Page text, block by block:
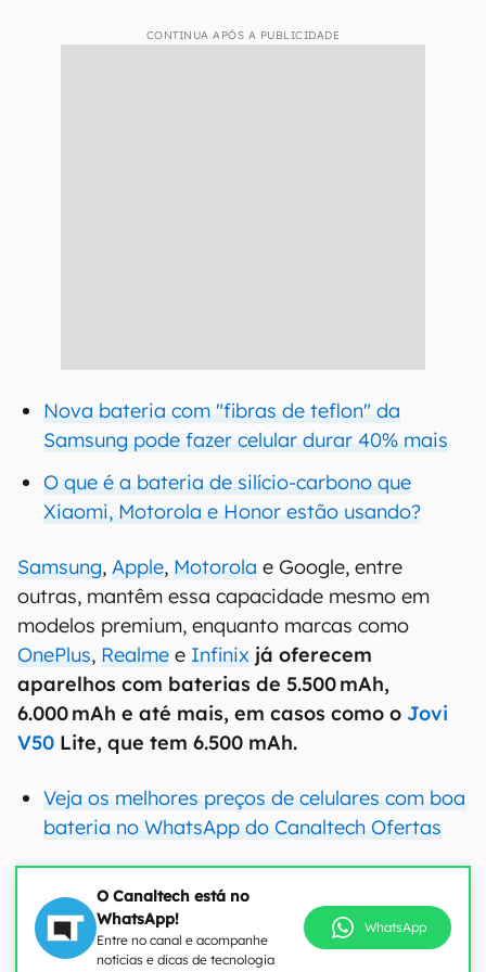
CONTINUA APÓS A PUBLICIDADE
Nova bateria com "fibras de teflon" da
Samsung pode fazer celular durar 40% mais
O que é a bateria de silício-carbono que
Xiaomi, Motorola e Honor estão usando?
Samsung, Apple, Motorola e Google, entre
outras, mantêm essa capacidade mesmo em
modelos premium, enquanto marcas como
OnePlus, Realme e Infinix já oferecem
aparelhos com baterias de 5.500 mAh,
6.000 mAh e até mais, em casos como o Jovi
V50 Lite, que tem 6.500 mAh.
Veja os melhores preços de celulares com boa
bateria no WhatsApp do Canaltech Ofertas
O Canaltech está no
WhatsApp!
Entre no canal e acompanhe
notícias e dicas de tecnologia
WhatsApp